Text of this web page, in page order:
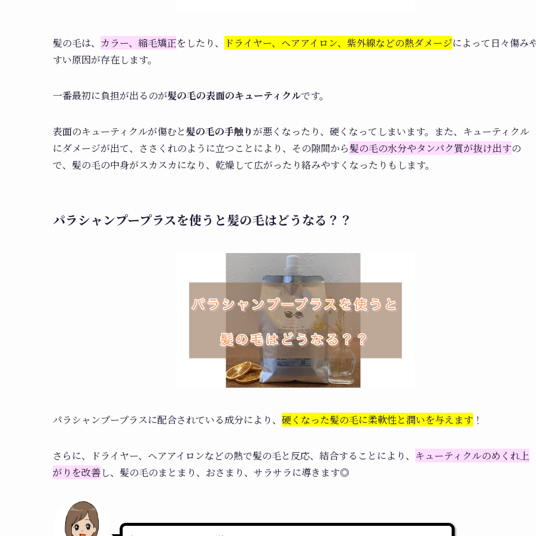
髪の毛は、 カラー、縮毛矯正をしたり、 ドライヤー、ヘアアイロン、紫外線などの熱ダメージによって日々傷み
すい原因が存在します。
一番最初に負担が出るのが髪の毛の表面のキューティクルです。
表面のキューティクルが傷むと髪の毛の手触り が悪くなったり、硬くなってしまいます。また、キューティクル
にダメージが出て、ささくれのように立つことにより、その隙間から髪の毛の水分やタンパク質が抜け出すの
で、髪の毛の中身がスカスカになり、乾燥して広がったり絡みやすくなったりもします。
パラシャンプープラスを使うと髪の毛はどうなる？？
パラシャンプープラスに配合されている成分により、 硬くなった髪の毛に柔軟性と潤いを与えます ！
さらに、ドライヤー、ヘアアイロンなどの熱で髪の毛と反応、結合することにより、 キューティクルのめくれ上
がりを改善し、髪の毛のまとまり、おさまり、サラサラに導きます◎